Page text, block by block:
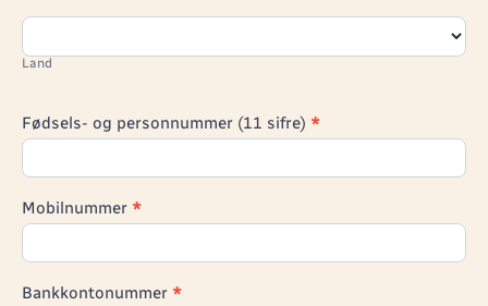
Land
Land
Fødsels- og personnummer (11 sifre) *
Mobilnummer *
Bankkontonummer *